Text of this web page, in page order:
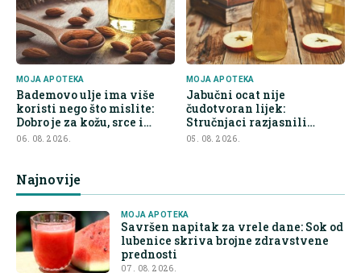
MOJA APOTEKA
Bademovo ulje ima više
koristi nego što mislite:
Dobro je za kožu, srce i
kontrolu apetita
06. 08. 2026.
MOJA APOTEKA
Jabučni ocat nije
čudotvoran lijek:
Stručnjaci razjasnili
najveće zablude
05. 08. 2026.
Najnovije
MOJA APOTEKA
Savršen napitak za vrele dane: Sok od
lubenice skriva brojne zdravstvene
prednosti
07. 08. 2026.